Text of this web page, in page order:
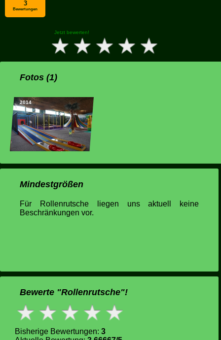
3
Bewertungen
Jetzt bewerten!
Fotos (1)
2014
Mindestgrößen
Für Rollenrutsche liegen uns aktuell keine
Beschränkungen vor.
Bewerte "Rollenrutsche"!
Bisherige Bewertungen: 3